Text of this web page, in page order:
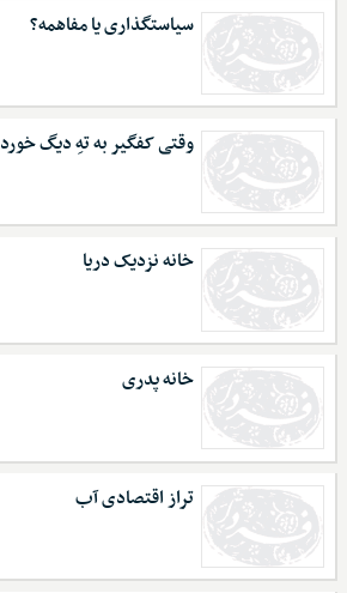
سیاستگذاری یا مفاهمه؟
وقتی کفگیر به تهِ دیگ خورد
خانه نزدیک دریا
خانه پدری
تراز اقتصادی آب